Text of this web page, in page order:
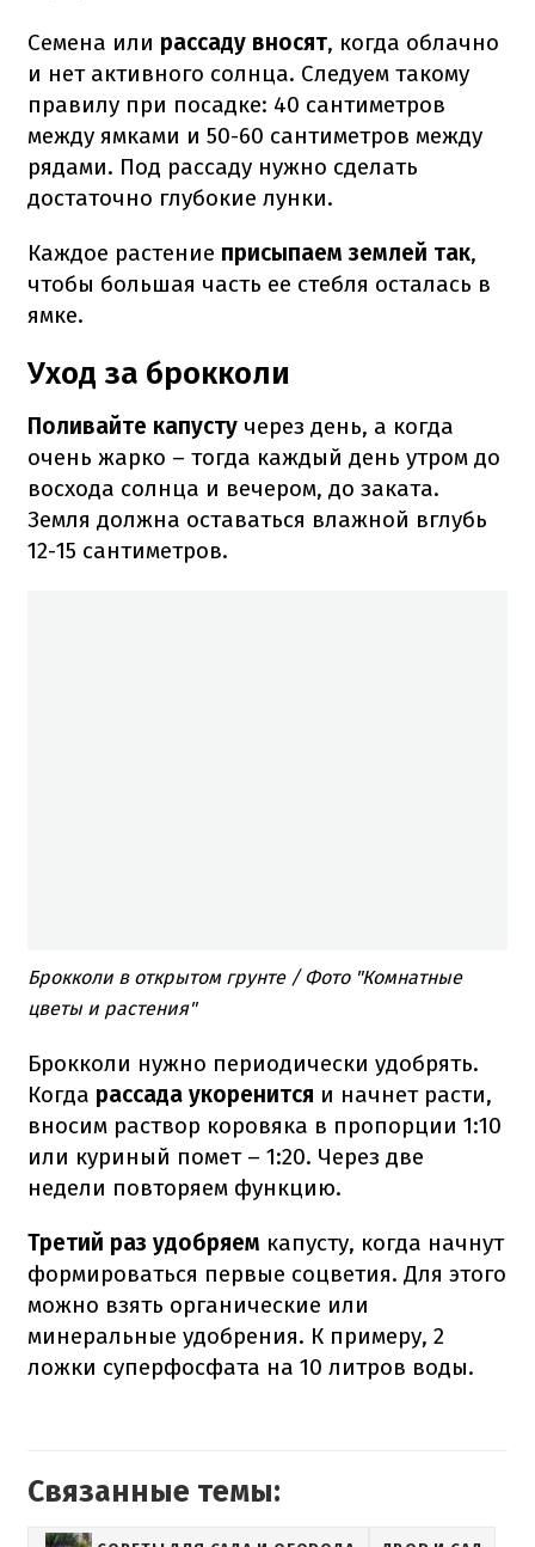
Семена или рассаду вносят, когда облачно
и нет активного солнца. Следуем такому
правилу при посадке: 40 сантиметров
между ямками и 50-60 сантиметров между
рядами. Под рассаду нужно сделать
достаточно глубокие лунки.
Каждое растение присыпаем землей так,
чтобы большая часть ее стебля осталась в
ямке.
Уход за брокколи
Поливайте капусту через день, а когда
очень жарко – тогда каждый день утром до
восхода солнца и вечером, до заката.
Земля должна оставаться влажной вглубь
12-15 сантиметров.
Брокколи в открытом грунте / Фото "Комнатные
цветы и растения"
Брокколи нужно периодически удобрять.
Когда рассада укоренится и начнет расти,
вносим раствор коровяка в пропорции 1:10
или куриный помет – 1:20. Через две
недели повторяем функцию.
Третий раз удобряем капусту, когда начнут
формироваться первые соцветия. Для этого
можно взять органические или
минеральные удобрения. К примеру, 2
ложки суперфосфата на 10 литров воды.
Связанные темы: